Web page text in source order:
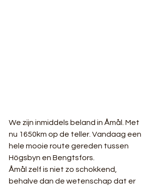
We zijn inmiddels beland in Åmål. Met
nu 1650km op de teller. Vandaag een
hele mooie route gereden tussen
Högsbyn en Bengtsfors.
Åmål zelf is niet zo schokkend,
behalve dan de wetenschap dat er